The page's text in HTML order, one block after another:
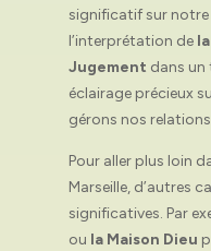
significatif sur notre
l’interprétation de
Jugement dans
éclairage précieux
gérons nos
Pour aller plus loin
Marseille, d’autres
significatives. Par
ou la Maison Dieu